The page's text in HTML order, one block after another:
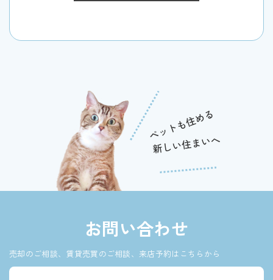
お問い合わせ
売却のご相談、賃貸売買のご相談、来店予約はこちらから